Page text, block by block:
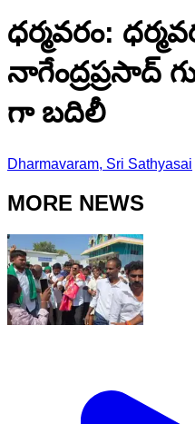
ధర్మవరం:
నాగేంద్రప్రసాద్
గా బదిలీ
Dharmavaram, Sri Sathyasai
MORE NEWS